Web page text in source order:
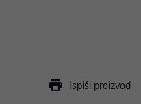
Ispiši proizvod